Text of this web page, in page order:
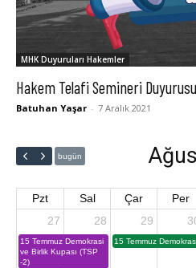
MHK Duyuruları Hakemler
Hakem Telafi Semineri Duyurusu
Batuhan Yaşar - 7 Aralık 2021
bugün
Pzt Sal Çar Per
27
15 Temmuz Demokrasi
ve Birlik Kupası (TSP
-2)
28 29
15 Temmuz